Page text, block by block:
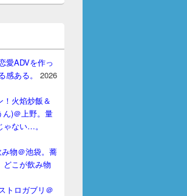
愛ADVを作っ
ある。
2026
！火焰炒飯＆
ん)＠上野。量
ない…。
物＠池袋。蕎
どこが飲み物
トロガブリ＠